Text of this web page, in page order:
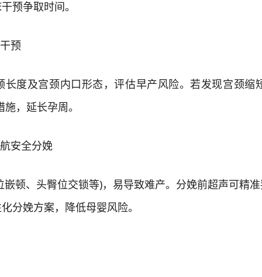
预争取时间。
预
及宫颈内口形态，评估早产风险。若发现宫颈缩
，延长孕周。
安全分娩
、头臀位交锁等)，易导致难产。分娩前超声可精准
分娩方案，降低母婴风险。